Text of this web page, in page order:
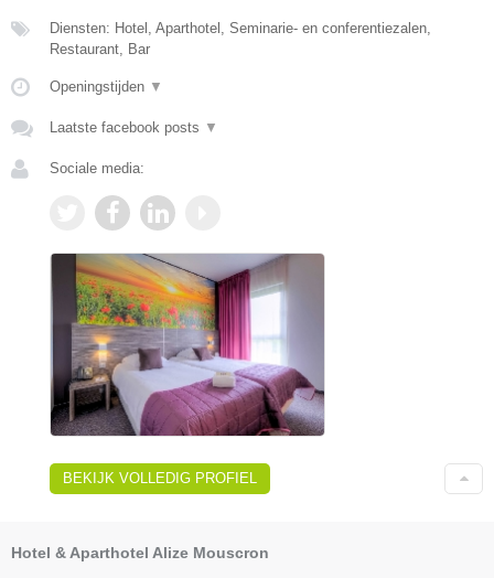
Diensten: Hotel, Aparthotel, Seminarie- en conferentiezalen,
Restaurant, Bar
Openingstijden ▼
Laatste facebook posts ▼
Sociale media:
BEKIJK VOLLEDIG PROFIEL
Hotel & Aparthotel Alize Mouscron